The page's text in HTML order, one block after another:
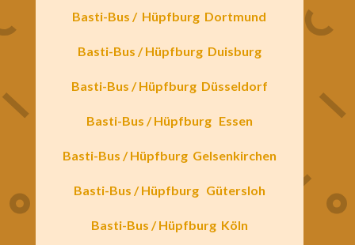
Basti-Bus / Hüpfburg Dortmund
Basti-Bus / Hüpfburg Duisburg
Basti-Bus / Hüpfburg Düsseldorf
Basti-Bus / Hüpfburg Essen
Basti-Bus / Hüpfburg Gelsenkirchen
Basti-Bus / Hüpfburg Gütersloh
Basti-Bus / Hüpfburg Köln